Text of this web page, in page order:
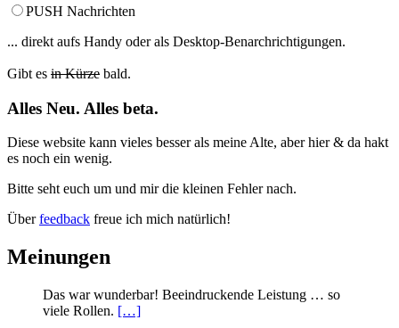
PUSH Nachrichten
... direkt aufs Handy oder als Desktop-Benarchrichtigungen.
Gibt es in Kürze bald.
Alles Neu. Alles beta.
Diese website kann vieles besser als meine Alte, aber hier & da hakt
es noch ein wenig.
Bitte seht euch um und mir die kleinen Fehler nach.
Überfeedback freue ich mich natürlich!
Meinungen
Das war wunderbar! Beeindruckende Leistung … so
viele Rollen. […]